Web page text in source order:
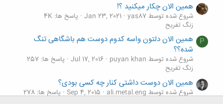
همین الان چکار میکنید ؟!
شروع شده توسط yas87 Jan 23, 2021 پاسخ ها: 4K
زنگ تفريح
P همین الان دلتون واسه کدوم دوست هم باشگاهی تنگ
شده؟؟
شروع شده توسط puyan khan Jul 17, 2016 پاسخ ها: 257
زنگ تفريح
همین الان دوست داشتی کنار چه کسی بودی؟
شروع شده توسط ali.metal.eng Sep 4, 2015 پاسخ ها: 278